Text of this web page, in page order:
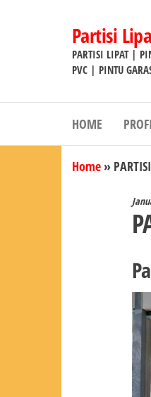
Partisi
PARTISI LIPAT |
PVC | PINTU
HOME
Home »